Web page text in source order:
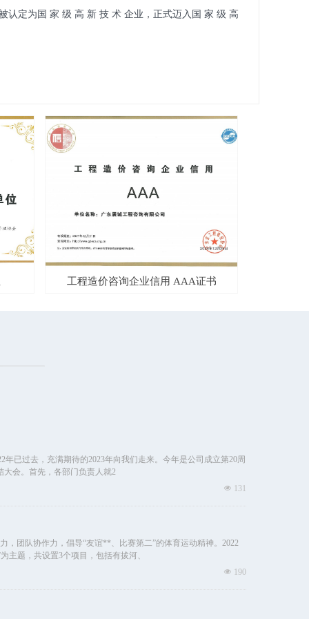
认定为国 家 级 高 新 技 术 企业，正式迈入国 家 级 高
的现代办公设备，配备齐全的工程试验检测设备、工程
司管理制度、严格的岗位责任体系、完善的档案管理办
高效的：工程造价、招标代理、政府采购、工程监理、
社会风险稳定性评估、PPP全过程咨询等业务。
已过去，充满期待的2023年向我们走来。今年是公司成立第20周
大会。首先，各部门负责人就2
넶 131
，团队协作力，倡导“友谊**、比赛第二”的体育运动精神。2022
主题，共设置3个项目，包括有拔河、
넶 190
工程造价咨询企业信用 AAA证书